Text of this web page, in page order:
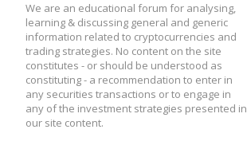
We are an educational forum for analysing,
learning & discussing general and generic
information related to cryptocurrencies and
trading strategies. No content on the site
constitutes - or should be understood as
constituting - a recommendation to enter in
any securities transactions or to engage in
any of the investment strategies presented in
our site content.